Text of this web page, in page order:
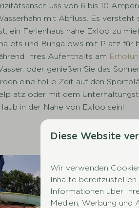
von 6 bis 10
mit Abfluss. Es versteht
ein Ferienhaus nahe Exloo zu
und Bungalows mit Platz für
Ihres Aufenthalts am
oder genießen Sie das
eine tolle Zeit auf den
oder mit dem
in der Nähe von Exloo sein!
Diese Website
Wir verwenden
Inhalte bereitzustellen
Informationen über
Medien, Werbung und